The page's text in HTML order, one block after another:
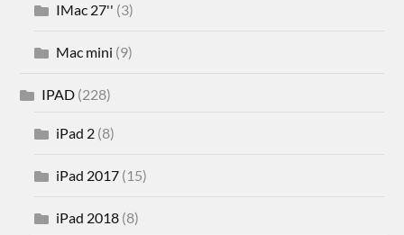
IMac 27'' (3)
Mac mini (9)
IPAD (228)
iPad 2 (8)
iPad 2017 (15)
iPad 2018 (8)